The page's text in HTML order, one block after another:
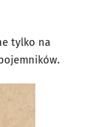
tylko na